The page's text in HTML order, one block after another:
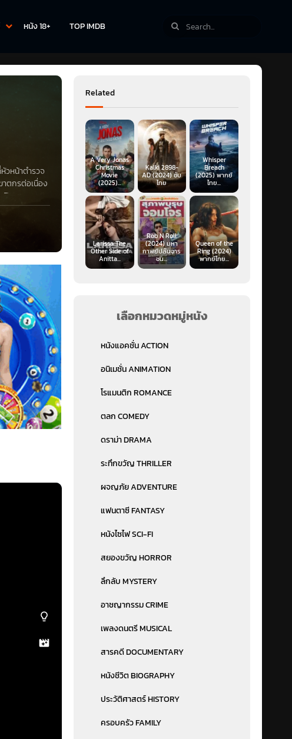
หนัง 18+ TOP IMDB
วหน้าตำรวจ
าตกรต่อเนื่อง
ดฉาก
Related
A Very Jonas
Christmas
Movie
(2025)...
Kalki 2898-
AD (2024) ซับ
ไทย
Whisper
Breach
(2025) พากย์
ไทย...
Larissa The
Other Side of
Anitta...
Rob N Roll
(2024) มหา
กาพย์ปล้นจาร
ชน...
Queen of the
Ring (2024)
พากย์ไทย...
เลือกหมวดหมู่หนัง
หนังแอคชั่น ACTION
อนิเมชั่น ANIMATION
โรแมนติก ROMANCE
ตลก COMEDY
ดราม่า DRAMA
ระทึกขวัญ THRILLER
ผจญภัย ADVENTURE
แฟนตาซี FANTASY
หนังไซไฟ SCI-FI
สยองขวัญ HORROR
ลึกลับ MYSTERY
อาชญากรรม CRIME
เพลงดนตรี MUSICAL
สารคดี DOCUMENTARY
หนังชีวิต BIOGRAPHY
ประวัติศาสตร์ HISTORY
ครอบครัว FAMILY